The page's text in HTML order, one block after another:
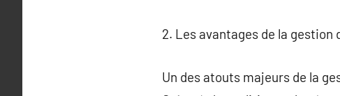
2. Les avantages de la gestion
Un des atouts majeurs de la